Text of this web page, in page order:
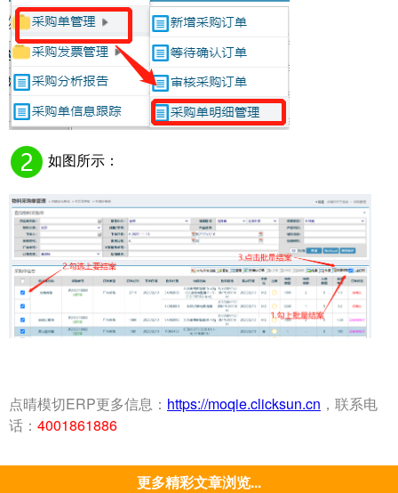
如图所示：
点晴模切ERP更多信息： https://moqie.clicksun.cn ，联系电
话： 4001861886
更多精彩文章浏览...